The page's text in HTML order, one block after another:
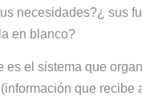
necesidades?¿ sus
en blanco?
es el sistema que
que recibe